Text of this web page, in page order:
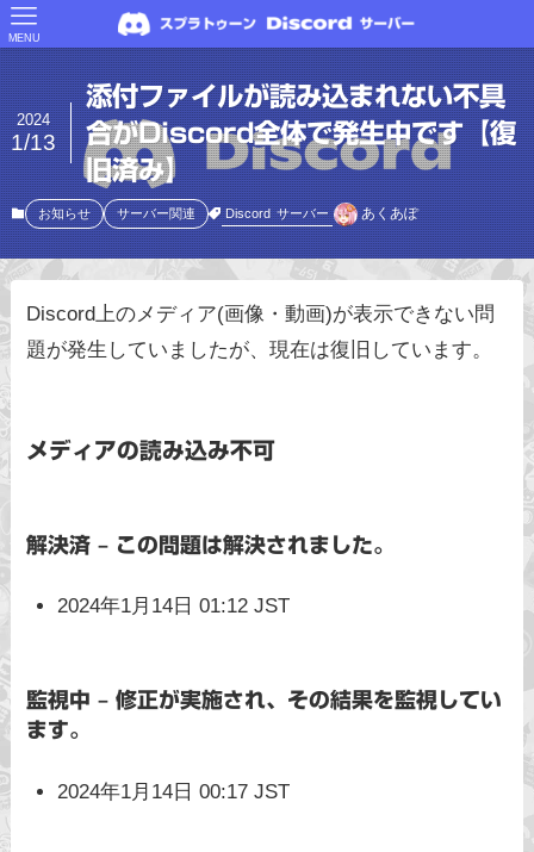
MENU
添付ファイルが読み込まれない不具
合がDiscord全体で発生中です【復
旧済み】
2024
1/13
お知らせ サーバー関連 Discord サーバー あくあぽ
Discord上のメディア(画像・動画)が表示できない問
題が発生していましたが、現在は復旧しています。
メディアの読み込み不可
解決済 – この問題は解決されました。
2024年1月14日 01:12 JST
監視中 – 修正が実施され、その結果を監視してい
ます。
2024年1月14日 00:17 JST